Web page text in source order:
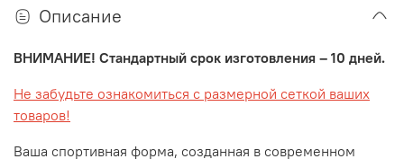
Описание
ВНИМАНИЕ! Стандартный срок изготовления – 10 дней.
Не забудьте ознакомиться с размерной сеткой ваших
товаров!
Ваша спортивная форма, созданная в современном